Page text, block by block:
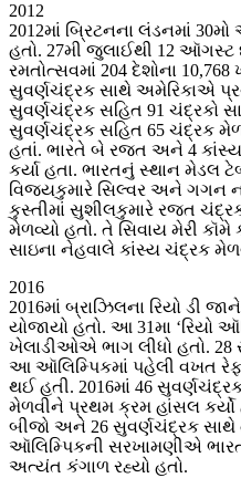
2012
2012માં બ્રિટનના લંડનમાં
હતો. 27મી જુલાઈથી 12
રમતોત્સવમાં 204 દેશોના
સુવર્ણચંદ્રક સાથે અમેરિકાએ
સુવર્ણચંદ્રક સહિત 91 ચંદ્રકો
સુવર્ણચંદ્રક સહિત 65 ચંદ્રક
હતાં. ભારતે બે રજત અને 4
કર્યા હતા. ભારતનું સ્થાન મેડલ
વિજયકુમારે સિલ્વર અને ગગન
કુસ્તીમાં સુશીલકુમારે રજત
મેળવ્યો હતો. તે સિવાય મેરી
સાઇના નેહવાલે કાંસ્ય ચંદ્રક
2016
2016માં બ્રાઝિલના રિયો ડી
યોજાયો હતો. આ 31મા ‘રિયો
ખેલાડીઓએ ભાગ લીધો હતો. 28
આ ઑલિમ્પિકમાં પહેલી વખત
થઈ હતી. 2016માં 46
મેળવીને પ્રથમ ક્રમ હાંસલ
બીજો અને 26 સુવર્ણચંદ્રક સાથે
ઑલિમ્પિકની સરખામણીએ
અત્યંત કંગાળ રહ્યો હતો.